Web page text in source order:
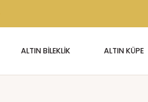
ALTIN BİLEKLİK ALTIN KÜPE